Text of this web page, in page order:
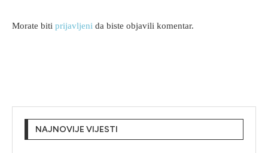
Morate biti prijavljeni da biste objavili komentar.
NAJNOVIJE VIJESTI